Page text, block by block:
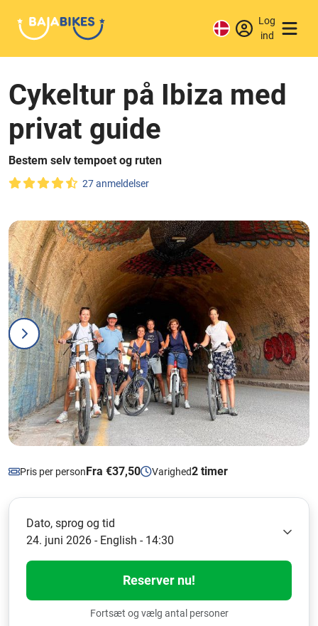
Log
ind
Cykeltur på Ibiza med
privat guide
Bestem selv tempoet og ruten
27 anmeldelser
Pris per person Fra €37,50 Varighed2 timer
Dato, sprog og tid
24. juni 2026 - English - 14:30
Reserver nu!
Fortsæt og vælg antal personer